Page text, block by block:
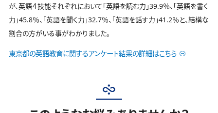
が、英語４技能それぞれにおいて「英語を読む力」39.9％、「英語を書く
力」45.8％、「英語を聞く力」32.7％、「英語を話す力」41.2％と、結構な
割合の方がいる事がわかりました。
東京都の英語教育に関するアンケート結果の詳細はこちら